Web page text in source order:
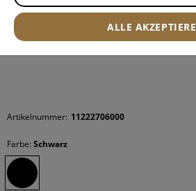
Artikelnummer: 11222706000
Farbe: Schwarz
ALLE